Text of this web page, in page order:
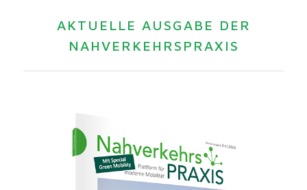
AKTUELLE AUSGABE DER
NAHVERKEHRSPRAXIS